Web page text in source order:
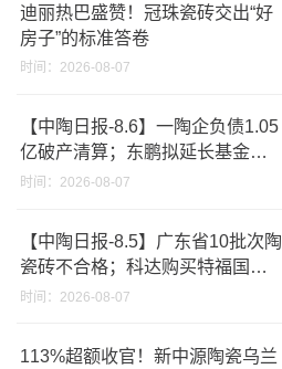
迪丽热巴盛赞！冠珠瓷砖交出“好
房子”的标准答卷
时间：2026-08-07
【中陶日报-8.6】一陶企负债1.05
亿破产清算；东鹏拟延长基金投
资期限；工信部开展建陶行业能
时间：2026-08-07
【中陶日报-8.5】广东省10批次陶
瓷砖不合格；科达购买特福国际
股份申请未通过；蒙娜丽莎5千万
破18亿元
时间：2026-08-07
113%超额收官！新中源陶瓷乌兰